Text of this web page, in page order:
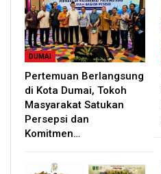
DUMAI
Pertemuan Berlangsung
di Kota Dumai, Tokoh
Masyarakat Satukan
Persepsi dan
Komitmen…